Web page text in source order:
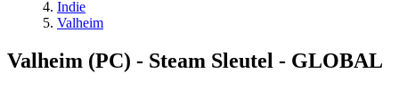
Indie
Valheim
Valheim (PC) - Steam Sleutel - GLOBAL